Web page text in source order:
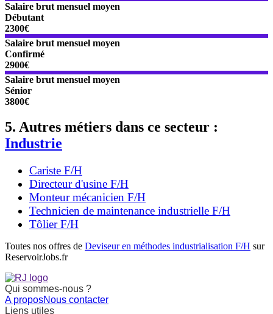
Salaire brut mensuel moyen
Débutant
2300€
Salaire brut mensuel moyen
Confirmé
2900€
Salaire brut mensuel moyen
Sénior
3800€
5. Autres métiers dans ce secteur :
Industrie
Cariste F/H
Directeur d'usine F/H
Monteur mécanicien F/H
Technicien de maintenance industrielle F/H
Tôlier F/H
Toutes nos offres de Deviseur en méthodes industrialisation F/H sur
ReservoirJobs.fr
Qui sommes-nous ?
A proposNous contacter
Liens utiles